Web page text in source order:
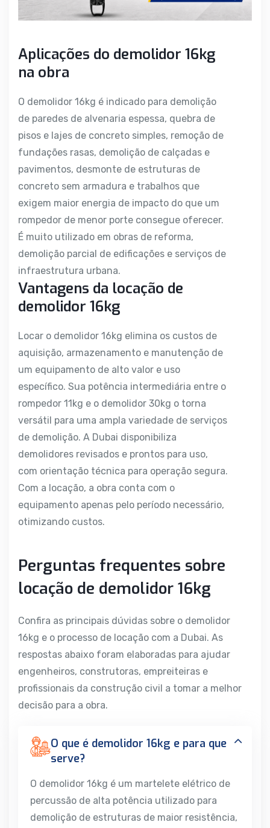
Aplicações do demolidor 16kg
na obra
O demolidor 16kg é indicado para demolição
de paredes de alvenaria espessa, quebra de
pisos e lajes de concreto simples, remoção de
fundações rasas, demolição de calçadas e
pavimentos, desmonte de estruturas de
concreto sem armadura e trabalhos que
exigem maior energia de impacto do que um
rompedor de menor porte consegue oferecer.
É muito utilizado em obras de reforma,
demolição parcial de edificações e serviços de
infraestrutura urbana.
Vantagens da locação de
demolidor 16kg
Locar o demolidor 16kg elimina os custos de
aquisição, armazenamento e manutenção de
um equipamento de alto valor e uso
específico. Sua potência intermediária entre o
rompedor 11kg e o demolidor 30kg o torna
versátil para uma ampla variedade de serviços
de demolição. A Dubai disponibiliza
demolidores revisados e prontos para uso,
com orientação técnica para operação segura.
Com a locação, a obra conta com o
equipamento apenas pelo período necessário,
otimizando custos.
Perguntas frequentes sobre
locação de demolidor 16kg
Confira as principais dúvidas sobre o demolidor
16kg e o processo de locação com a Dubai. As
respostas abaixo foram elaboradas para ajudar
engenheiros, construtoras, empreiteiras e
profissionais da construção civil a tomar a melhor
decisão para a obra.
O que é demolidor 16kg e para que
serve?
O demolidor 16kg é um martelete elétrico de
percussão de alta potência utilizado para
demolição de estruturas de maior resistência,